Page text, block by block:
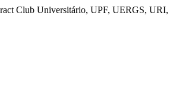
Club Universitário, UPF, UERGS, URI,